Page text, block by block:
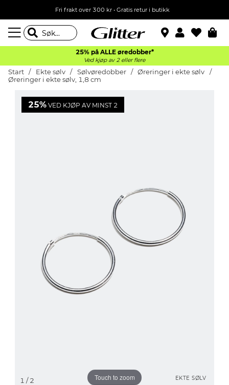
Fri frakt over 300 kr • Gratis retur i butikk
25% på ALLE øredobber*
Ved kjøp av 2 eller flere
Start Ekte sølv Sølvøredobber
Øreringer i ekte sølv
Øreringer i ekte sølv, 1,8 cm
25% VED KJØP AV MINST 2
EKTE SØLV
Touch to zoom
1 / 2